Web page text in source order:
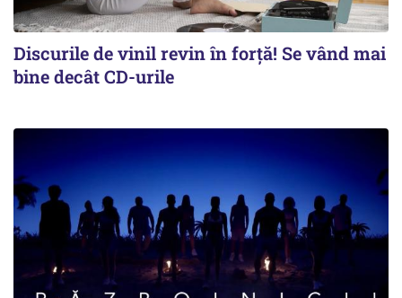
Discurile de vinil revin în forţă! Se vând mai
bine decât CD-urile